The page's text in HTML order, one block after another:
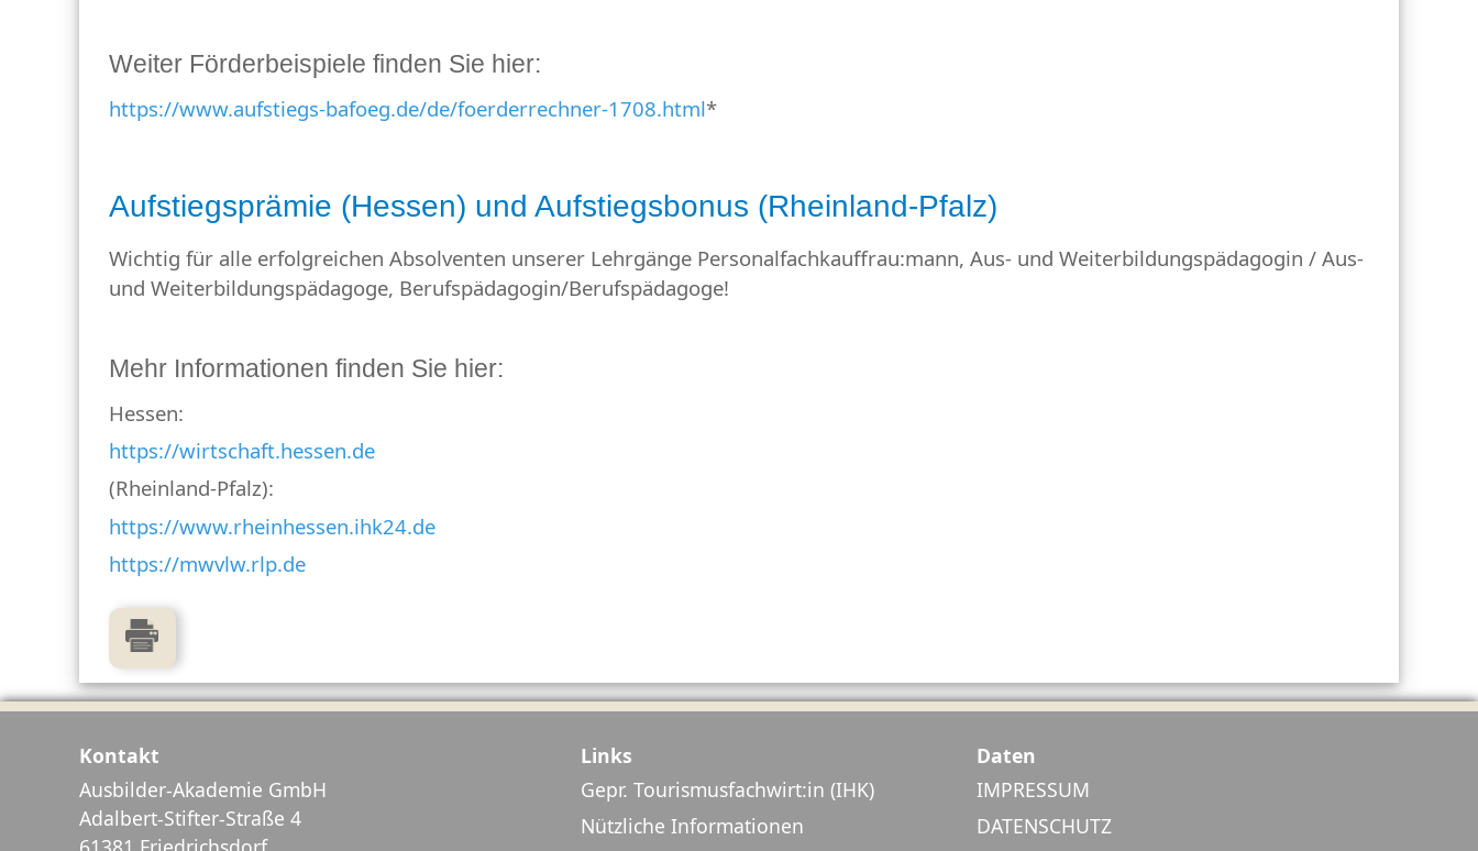
Weiter Förderbeispiele finden Sie hier:
https://www.aufstiegs-bafoeg.de/de/foerderrechner-1708.html*
Aufstiegsprämie (Hessen) und Aufstiegsbonus (Rheinland-Pfalz)
Wichtig für alle erfolgreichen Absolventen unserer Lehrgänge Personalfachkauffrau:mann, Aus- und Weiterbildungspädagogin / Aus-
und Weiterbildungspädagoge, Berufspädagogin/Berufspädagoge!
Mehr Informationen finden Sie hier:
Hessen:
https://wirtschaft.hessen.de
(Rheinland-Pfalz):
https://www.rheinhessen.ihk24.de
https://mwvlw.rlp.de
Kontakt
Ausbilder-Akademie GmbH
Adalbert-Stifter-Straße 4
Links
Gepr. Tourismusfachwirt:in (IHK)
Nützliche Informationen
Daten
IMPRESSUM
DATENSCHUTZ